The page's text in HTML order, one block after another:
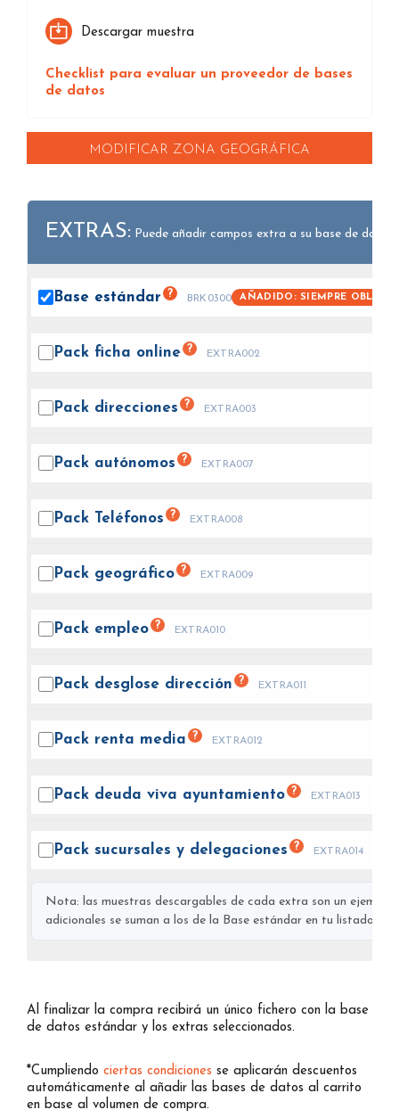
Descargar muestra
Checklist para evaluar un proveedor de bases
de datos
MODIFICAR ZONA GEOGRÁFICA
EXTRAS: Puede añadir campos extra a su base de datos.
Base estándar ? BRK0300 AÑADIDO: SIEMPRE
Pack ficha online ? EXTRA002
Pack direcciones ? EXTRA003
Pack autónomos ? EXTRA007
Pack Teléfonos ? EXTRA008
Pack geográfico ? EXTRA009
Pack empleo ? EXTRA010
Pack desglose dirección ? EXTRA011
Pack renta media ? EXTRA012
Pack deuda viva ayuntamiento ? EXTRA013
Pack sucursales y delegaciones ? EXTRA014
Nota: las muestras descargables de cada extra son un
adicionales se suman a los de la Base estándar en tu listado
Al finalizar la compra recibirá un único fichero con la base
de datos estándar y los extras seleccionados.
*Cumpliendo ciertas condiciones se aplicarán descuentos
automáticamente al añadir las bases de datos al carrito
en base al volumen de compra.